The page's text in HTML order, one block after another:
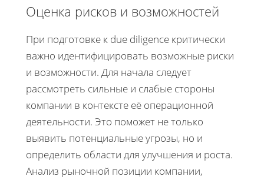
Оценка рисков и возможностей
При подготовке к due diligence критически
важно идентифицировать возможные риски
и возможности. Для начала следует
рассмотреть сильные и слабые стороны
компании в контексте её операционной
деятельности. Это поможет не только
выявить потенциальные угрозы, но и
определить области для улучшения и роста.
Анализ рыночной позиции компании,